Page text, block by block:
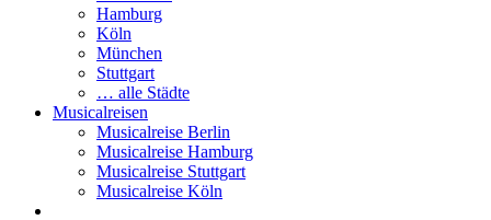
Hamburg
Köln
München
Stuttgart
… alle Städte
Musicalreisen
Musicalreise Berlin
Musicalreise Hamburg
Musicalreise Stuttgart
Musicalreise Köln